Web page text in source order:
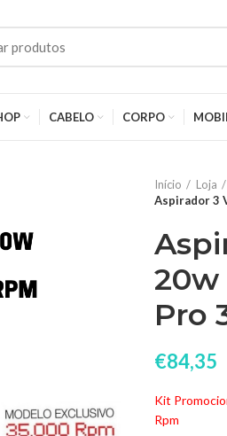
CABELO CORPO
Início Loja
Aspirador 3
20w
Pro
€84,35
Kit
Rpm